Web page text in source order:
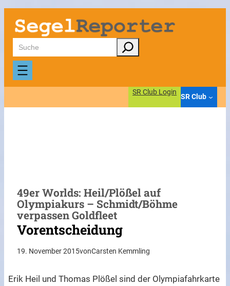
Zum
Inhalt
springen
Suchen
SR Club Login
SR Club
49er Worlds: Heil/Plößel auf
Olympiakurs – Schmidt/Böhme
verpassen Goldfleet
Vorentscheidung
19. November 2015vonCarsten Kemmling
Erik Heil und Thomas Plößel sind der Olympiafahrkarte